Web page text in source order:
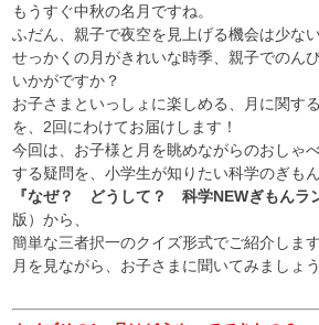
もうすぐ中秋の名月ですね。
ふだん、親子で夜空を見上げる機会は少な
せっかくの月がきれいな時季、親子でのん
いかがですか？
お子さまといっしょに楽しめる、月に関す
を、2回にわけてお届けします！
今回は、お子様と月を眺めながらのおしゃ
する疑問を、小学生が知りたい科学のぎもん
『なぜ？ どうして？ 科学NEWぎもんラ
版）から、
簡単な三者択一のクイズ形式でご紹介します
月を見ながら、お子さまに聞いてみましょう